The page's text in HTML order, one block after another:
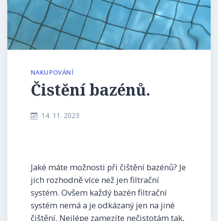
NAKUPOVÁNÍ
Čistění bazénů.
14. 11. 2023
Jaké máte možnosti při čištění bazénů? Je
jich rozhodně více než jen filtrační
systém. Ovšem každý bazén filtrační
systém nemá a je odkázaný jen na jiné
čištění. Nejlépe zamezíte nečistotám tak,